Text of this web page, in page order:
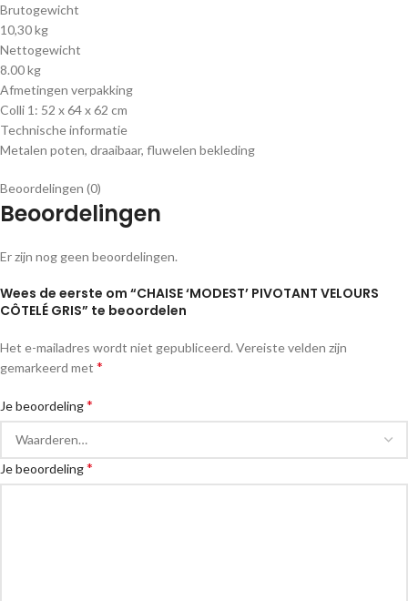
Brutogewicht
10,30 kg
Nettogewicht
8.00 kg
Afmetingen verpakking
Colli 1: 52 x 64 x 62 cm
Technische informatie
Metalen poten, draaibaar, fluwelen bekleding
Beoordelingen (0)
Beoordelingen
Er zijn nog geen beoordelingen.
Wees de eerste om “CHAISE ‘MODEST’ PIVOTANT VELOURS
CÔTELÉ GRIS” te beoordelen
Het e-mailadres wordt niet gepubliceerd. Vereiste velden zijn
gemarkeerd met *
Je beoordeling*
Je beoordeling*